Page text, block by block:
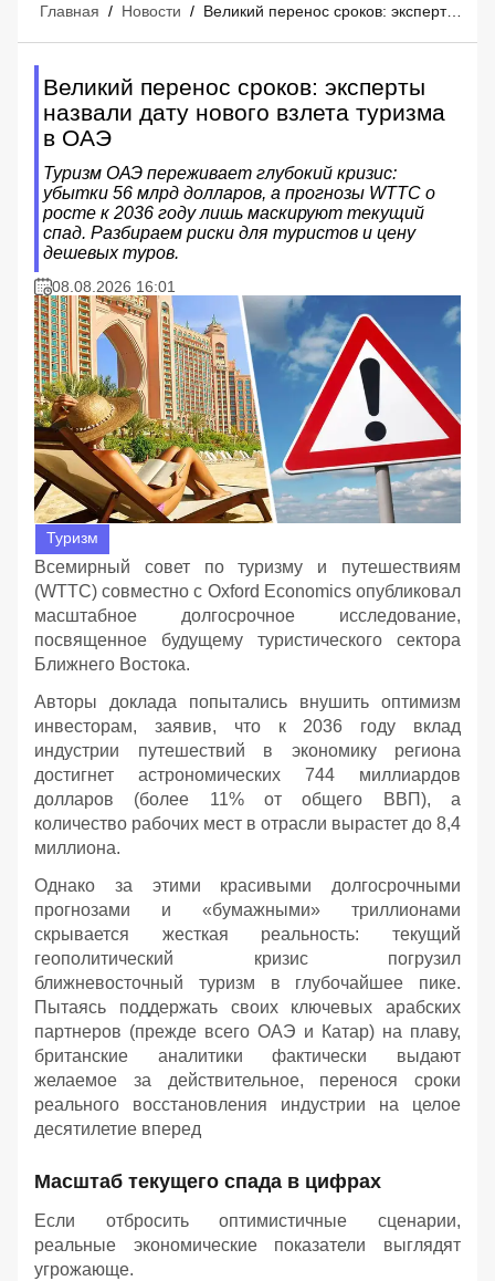
Главная / Новости / Великий перенос сроков: эксперты назвали дату нового взлета туризма в ОАЭ
Великий перенос сроков: эксперты
назвали дату нового взлета туризма
в ОАЭ
Туризм ОАЭ переживает глубокий кризис:
убытки 56 млрд долларов, а прогнозы WTTC о
росте к 2036 году лишь маскируют текущий
спад. Разбираем риски для туристов и цену
дешевых туров.
08.08.2026 16:01
Туризм
Всемирный совет по туризму и путешествиям
(WTTC) совместно с Oxford Economics опубликовал
масштабное долгосрочное исследование,
посвященное будущему туристического сектора
Ближнего Востока.
Авторы доклада попытались внушить оптимизм
инвесторам, заявив, что к 2036 году вклад
индустрии путешествий в экономику региона
достигнет астрономических 744 миллиардов
долларов (более 11% от общего ВВП), а
количество рабочих мест в отрасли вырастет до 8,4
миллиона.
Однако за этими красивыми долгосрочными
прогнозами и «бумажными» триллионами
скрывается жесткая реальность: текущий
геополитический кризис погрузил
ближневосточный туризм в глубочайшее пике.
Пытаясь поддержать своих ключевых арабских
партнеров (прежде всего ОАЭ и Катар) на плаву,
британские аналитики фактически выдают
желаемое за действительное, перенося сроки
реального восстановления индустрии на целое
десятилетие вперед
Масштаб текущего спада в цифрах
Если отбросить оптимистичные сценарии,
реальные экономические показатели выглядят
угрожающе.